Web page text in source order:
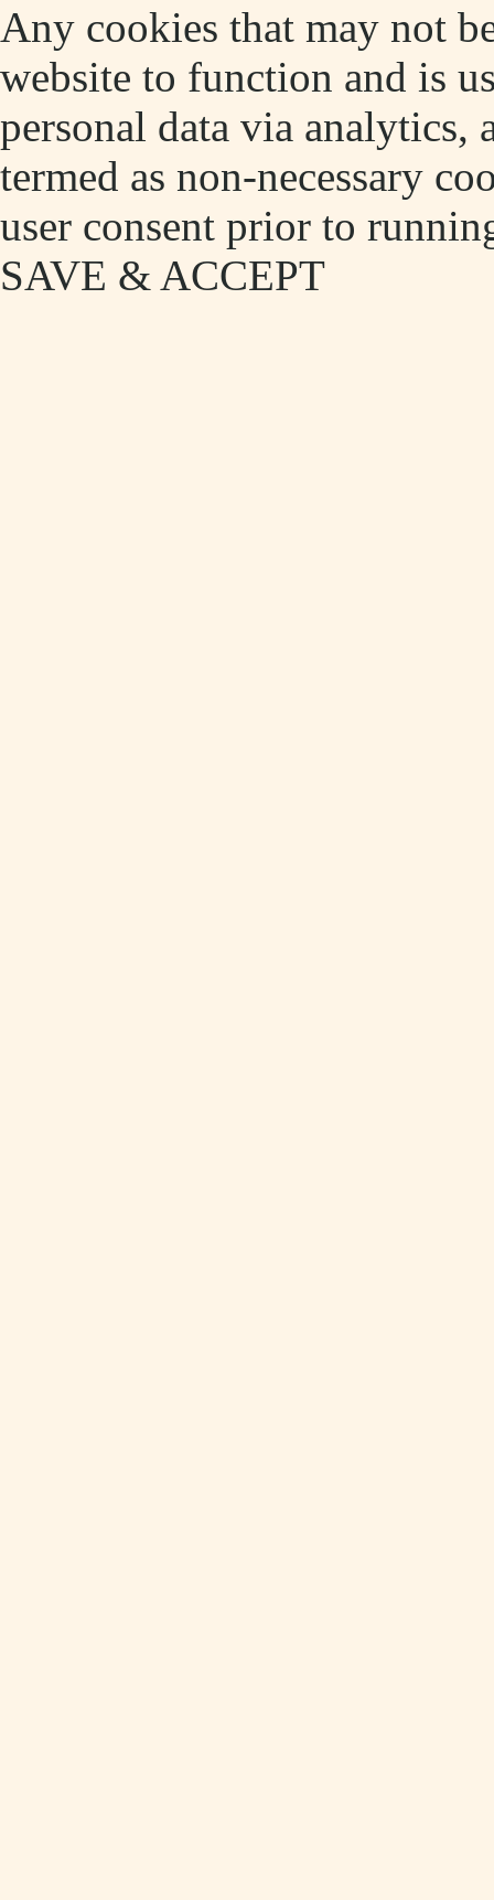
Any cookies that may not
website to function and is
personal data via analytics,
termed as non-necessary
user consent prior to
SAVE & ACCEPT